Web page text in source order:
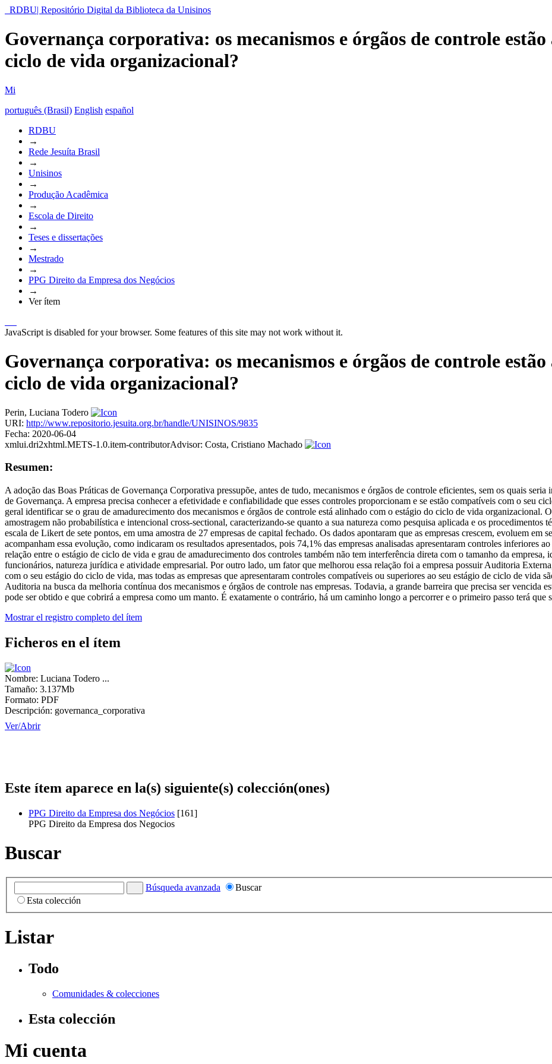
RDBU| Repositório Digital da Biblioteca da Unisinos
Governança corporativa: os mecanismos e órgãos de controle
ciclo de vida organizacional?
Mi
português (Brasil) English español
RDBU
→
Rede Jesuíta Brasil
→
Unisinos
→
Produção Acadêmica
→
Escola de Direito
→
Teses e dissertações
→
Mestrado
→
PPG Direito da Empresa dos Negócios
→
Ver ítem
JavaScript is disabled for your browser. Some features of this site may not work without it.
Governança corporativa: os mecanismos e órgãos de controle
ciclo de vida organizacional?
Perin, Luciana Todero
URI: http://www.repositorio.jesuita.org.br/handle/UNISINOS/9835
Fecha: 2020-06-04
xmlui.dri2xhtml.METS-1.0.item-contributorAdvisor: Costa, Cristiano Machado
Resumen:
A adoção das Boas Práticas de Governança Corporativa pressupõe, antes de tudo, mecanismos e órgãos de controle eficientes, sem os quais
de Governança. A empresa precisa conhecer a efetividade e confiabilidade que esses controles proporcionam e se estão compatíveis com o seu
geral identificar se o grau de amadurecimento dos mecanismos e órgãos de controle está alinhado com o estágio do ciclo de vida organizacional.
amostragem não probabilística e intencional cross-sectional, caracterizando-se quanto a sua natureza como pesquisa aplicada e os
escala de Likert de sete pontos, em uma amostra de 27 empresas de capital fechado. Os dados apontaram que as empresas crescem, evoluem em
acompanham essa evolução, como indicaram os resultados apresentados, pois 74,1% das empresas analisadas apresentaram controles inferiores
relação entre o estágio de ciclo de vida e grau de amadurecimento dos controles também não tem interferência direta com o tamanho da
funcionários, natureza jurídica e atividade empresarial. Por outro lado, um fator que melhorou essa relação foi a empresa possuir Auditoria
com o seu estágio do ciclo de vida, mas todas as empresas que apresentaram controles compatíveis ou superiores ao seu estágio de ciclo de vida
Auditoria na busca da melhoria contínua dos mecanismos e órgãos de controle nas empresas. Todavia, a grande barreira que precisa ser vencida
pode ser obtido e que cobrirá a empresa como um manto. É exatamente o contrário, há um caminho longo a percorrer e o primeiro passo terá que
Mostrar el registro completo del ítem
Ficheros en el ítem
Nombre: Luciana Todero ...
Tamaño: 3.137Mb
Formato: PDF
Descripción: governanca_corporativa
Ver/Abrir
Este ítem aparece en la(s) siguiente(s) colección(ones)
PPG Direito da Empresa dos Negócios [161]
PPG Direito da Empresa dos Negocios
Buscar
Búsqueda avanzada
Buscar
Esta colección
Listar
Todo
Comunidades & colecciones
Esta colección
Mi cuenta